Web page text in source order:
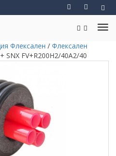
Флексален / Флексален
SNX FV+R200H2/40A2/40